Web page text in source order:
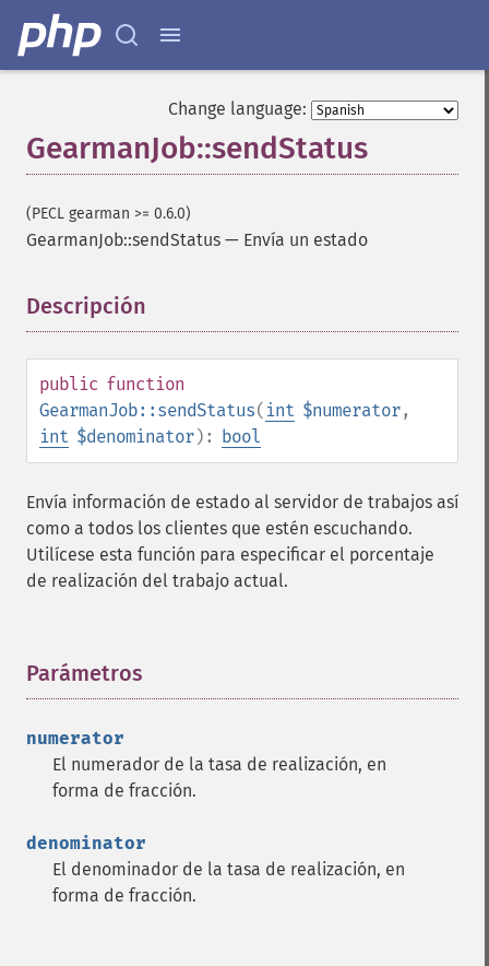
Change language:
GearmanJob::sendStatus
(PECL gearman >= 0.6.0)
GearmanJob::sendStatus — Envía un estado
Descripción
public function
GearmanJob::sendStatus( int $numerator,
int $denominator): bool
Envía información de estado al servidor de trabajos así
como a todos los clientes que estén escuchando.
Utilícese esta función para especificar el porcentaje
de realización del trabajo actual.
Parámetros
numerator
El numerador de la tasa de realización, en
forma de fracción.
denominator
El denominador de la tasa de realización, en
forma de fracción.